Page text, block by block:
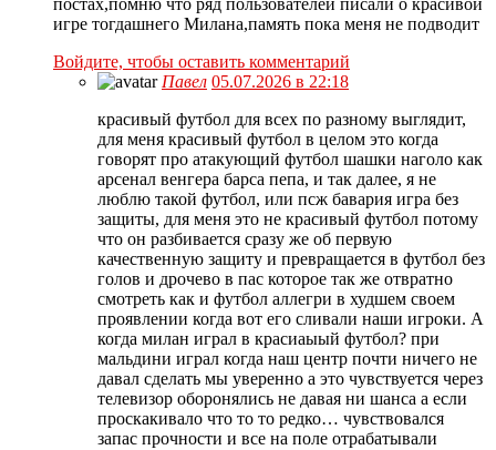
постах,помню что ряд пользователей писали о красивой
игре тогдашнего Милана,память пока меня не подводит
Войдите, чтобы оставить комментарий
Павел 05.07.2026 в 22:18
красивый футбол для всех по разному выглядит,
для меня красивый футбол в целом это когда
говорят про атакующий футбол шашки наголо как
арсенал венгера барса пепа, и так далее, я не
люблю такой футбол, или псж бавария игра без
защиты, для меня это не красивый футбол потому
что он разбивается сразу же об первую
качественную защиту и превращается в футбол без
голов и дрочево в пас которое так же отвратно
смотреть как и футбол аллегри в худшем своем
проявлении когда вот его сливали наши игроки. А
когда милан играл в красиаыый футбол? при
мальдини играл когда наш центр почти ничего не
давал сделать мы уверенно а это чувствуется через
телевизор оборонялись не давая ни шанса а если
проскакивало что то то редко… чувствовался
запас прочности и все на поле отрабатывали